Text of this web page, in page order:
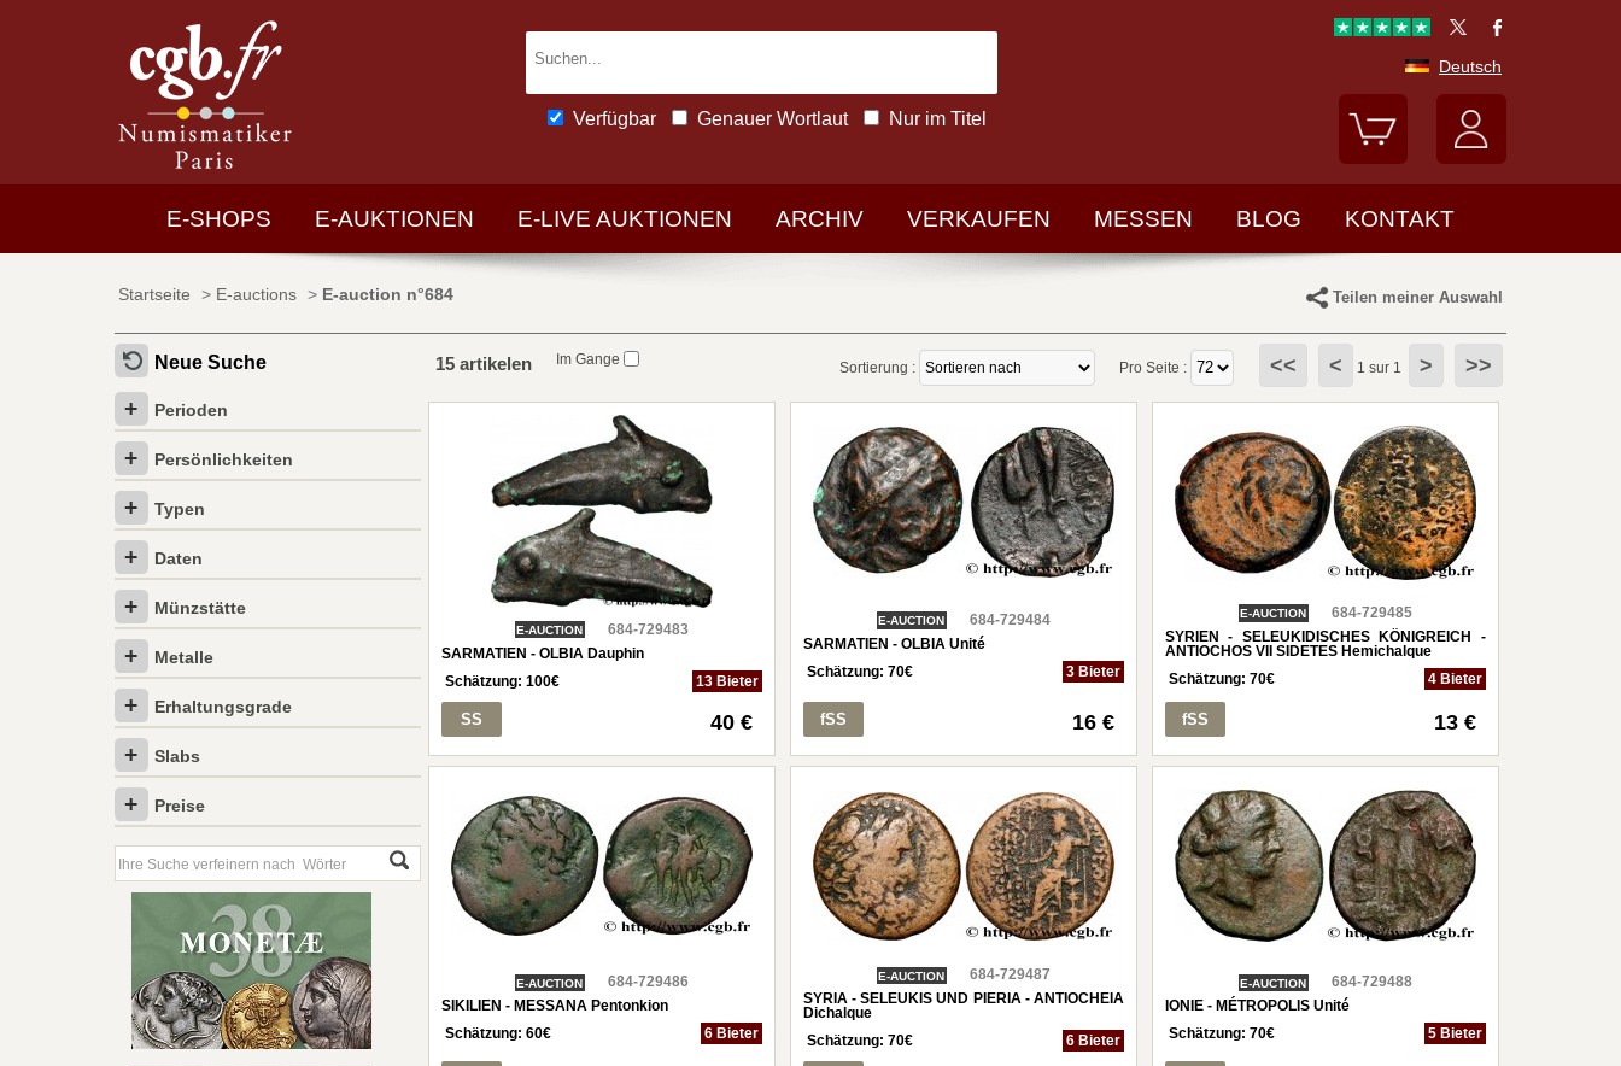
Verfügbar Genauer Wortlaut Nur im Titel
Deutsch
E-SHOPS E-AUKTIONEN E-LIVE AUKTIONEN ARCHIV VERKAUFEN MESSEN BLOG KONTAKT
Startseite > E-auctions > E-auction n°684 Teilen meiner Auswahl
Neue Suche
Perioden
Persönlichkeiten
Typen
Daten
Münzstätte
Metalle
Erhaltungsgrade
Slabs
Preise
15 artikelen Im Gange Sortierung : Pro Seite : << < 1 sur 1 > >>
E-AUCTION
684-729483
SARMATIEN - OLBIA Dauphin
Schätzung:100€ 13 Bieter
SS 40 €
E-AUCTION
684-729484
SARMATIEN - OLBIA Unité
Schätzung:70€ 3 Bieter
fSS 16 €
E-AUCTION
684-729485
SYRIEN - SELEUKIDISCHES KÖNIGREICH -
ANTIOCHOS VII SIDETES Hemichalque
Schätzung:70€ 4 Bieter
fSS 13 €
E-AUCTION
684-729486
SIKILIEN - MESSANA Pentonkion
Schätzung:60€ 6 Bieter
E-AUCTION
684-729487
SYRIA - SELEUKIS UND PIERIA - ANTIOCHEIA
Dichalque
Schätzung:70€ 6 Bieter
E-AUCTION
684-729488
IONIE - MÉTROPOLIS Unité
Schätzung:70€ 5 Bieter